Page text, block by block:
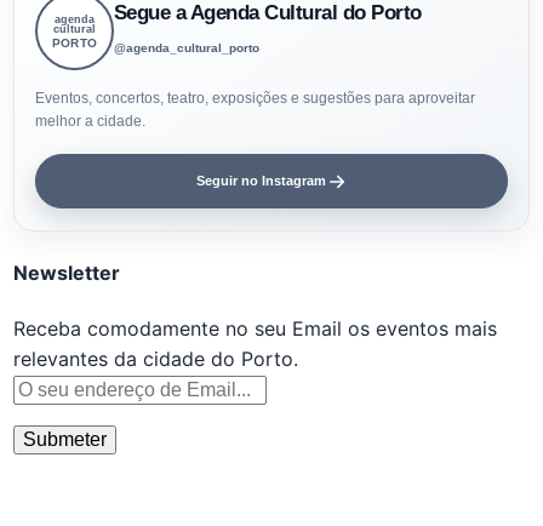
agenda
cultural
PORTO
Segue a Agenda Cultural do Porto
@agenda_cultural_porto
Eventos, concertos, teatro, exposições e sugestões para aproveitar
melhor a cidade.
Seguir no Instagram
Newsletter
Receba comodamente no seu Email os eventos mais
relevantes da cidade do Porto.